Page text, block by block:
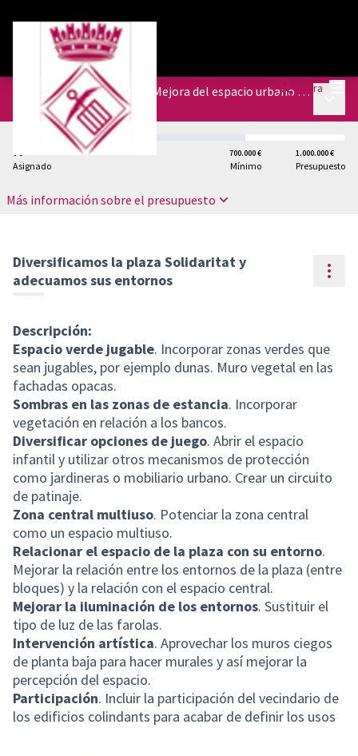
Entra
Presupuestos del Plan de Mejora del espacio urbano de diferentes barrios
Presupuestos
0 €
Asignado
700.000 €
Mínimo
1.000.000 €
Presupuesto
Más información sobre el presupuesto
Diversificamos la plaza Solidaritat y
adecuamos sus entornos
Descripción:
Espacio verde jugable. Incorporar zonas verdes que
sean jugables, por ejemplo dunas. Muro vegetal en las
fachadas opacas.
Sombras en las zonas de estancia. Incorporar
vegetación en relación a los bancos.
Diversificar opciones de juego. Abrir el espacio
infantil y utilizar otros mecanismos de protección
como jardineras o mobiliario urbano. Crear un circuito
de patinaje.
Zona central multiuso. Potenciar la zona central
como un espacio multiuso.
Relacionar el espacio de la plaza con su entorno.
Mejorar la relación entre los entornos de la plaza (entre
bloques) y la relación con el espacio central.
Mejorar la iluminación de los entornos. Sustituir el
tipo de luz de las farolas.
Intervención artística. Aprovechar los muros ciegos
de planta baja para hacer murales y así mejorar la
percepción del espacio.
Participación. Incluir la participación del vecindario de
los edificios colindants para acabar de definir los usos